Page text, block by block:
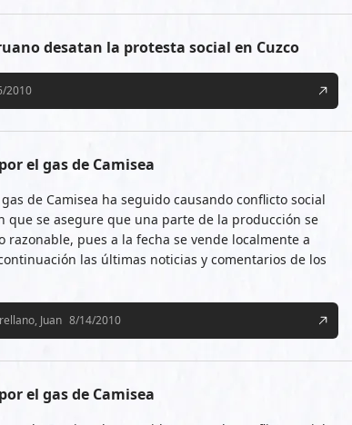
desatan la protesta social en Cuzco
2010
el gas de Camisea
de Camisea ha seguido causando conflicto social
que se asegure que una parte de la producción se
pues a la fecha se vende localmente a
las últimas noticias y comentarios de los
Juan 8/14/2010
el gas de Camisea